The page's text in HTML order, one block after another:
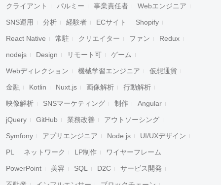
クライアント パルミー 事業責任者 Webエンジニア
SNS運用 分析 経験者 ECサイト Shopify
React Native 常駐 クリエイター ファン Redux
nodejs Design リモート可 ゲーム
Webディレクション 機械学習エンジニア 仮想通貨
金融 Kotlin Nuxt.js 画像解析 行動解析
映像解析 SNSマーケティング 制作 Angular
jQuery GitHub 業務改善 アウトソーシング
Symfony アプリエンジニア Node.js UI/UXデザイン
PL ネットワーク LP制作 ワイヤーフレーム
PowerPoint 美容 SQL D2C サービス開発